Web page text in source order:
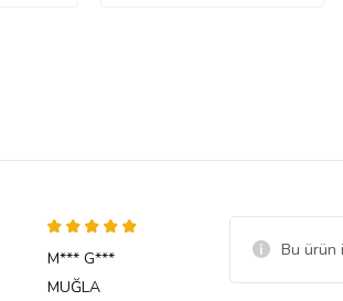
M*** G***
MUĞLA
Bu ürün